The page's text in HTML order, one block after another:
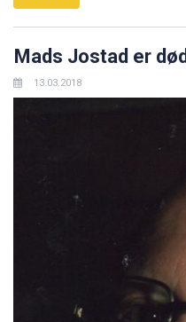
Mads Jostad er død
13.03.2018